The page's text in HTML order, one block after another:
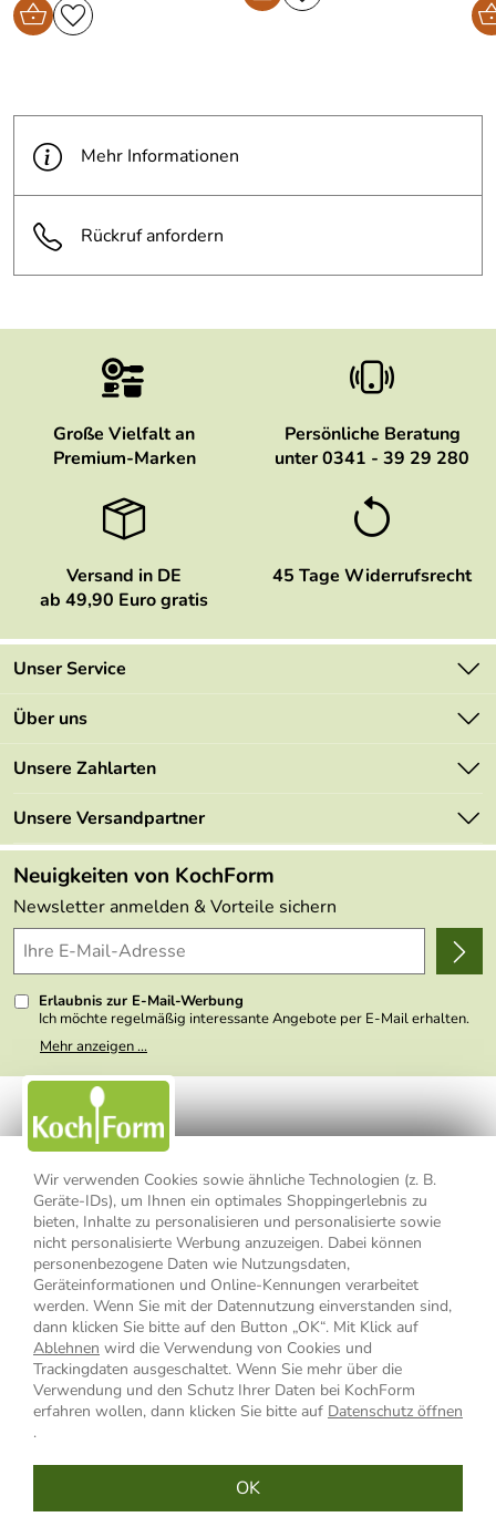
Wir verwenden Cookies sowie ähnliche Technologien (z. B.
Geräte-IDs), um Ihnen ein optimales Shoppingerlebnis zu
bieten, Inhalte zu personalisieren und personalisierte sowie
nicht personalisierte Werbung anzuzeigen. Dabei können
personenbezogene Daten wie Nutzungsdaten,
Geräteinformationen und Online-Kennungen verarbeitet
werden. Wenn Sie mit der Datennutzung einverstanden sind,
dann klicken Sie bitte auf den Button „OK“. Mit Klick auf
Ablehnen wird die Verwendung von Cookies und
Trackingdaten ausgeschaltet. Wenn Sie mehr über die
Verwendung und den Schutz Ihrer Daten bei KochForm
erfahren wollen, dann klicken Sie bitte auf Datenschutz öffnen
.
OK
Mehr Informationen
Rückruf anfordern
Große Vielfalt an
Premium-Marken
Persönliche Beratung
unter 0341 - 39 29 280
Versand in DE
ab 49,90 Euro gratis
45 Tage Widerrufsrecht
Unser Service
Kontakt
Mehrwertsteuerfrei
Retourenportal
FAQs
Lieferbedingungen
Delivery Terms
Kundenlogin
Über uns
Marken
Angebote
Made in Germany
Themen
Wir über uns
Presse
Unsere Zahlarten
Unsere Versandpartner
Neuigkeiten von KochForm
Newsletter anmelden & Vorteile sichern
Erlaubnis zur E-Mail-Werbung
Ich möchte regelmäßig interessante Angebote per E-Mail erhalten.
Meine E-Mail-Adresse wird nicht an andere Unternehmen
weitergegeben. Zu statistischen Zwecken wird in anonymer Form
nicht erkennbar, welche konkrete Person geklickt hat. Diese
Einwilligung zur Nutzung meiner E-Mail- Adresse für Werbezwecke
kann ich jederzeit mit Wirkung für die Zukunft widerrufen, indem ich
den Link "Abmelden" am Ende des Newsletters anklicke oder die
Option Newsletter im Mitgliederbereich deaktiviere. Die
Mehr anzeigen ...
Impressum Datenschutzerklärung
AGB
Widerrufsbelehrung
Widerrufsformular
Vertrag widerrufen
* Alle Preisangaben inkl. MwSt., bis 49,90 € Bestellwert zzgl.
Versandkosten, ab 49,90 € Bestellwert inkl.Versandkosteninnerhalb